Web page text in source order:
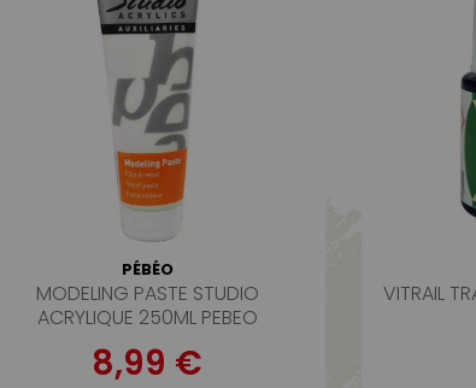
PÉBÉO
MODELING PASTE STUDIO
ACRYLIQUE 250ML PEBEO
8,99 €
VITRAIL